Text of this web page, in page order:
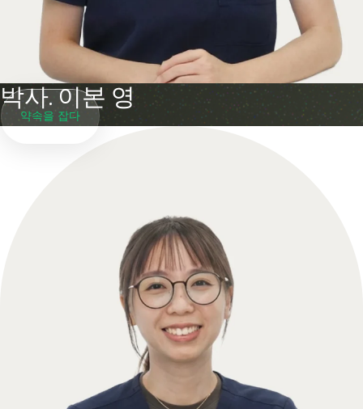
박사. 이본 영
약속을 잡다